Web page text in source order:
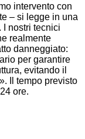
intervento con
– si legge in una
I nostri tecnici
realmente
danneggiato:
per garantire
evitando il
Il tempo previsto
ore.